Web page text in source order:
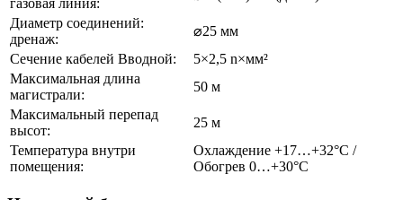
газовая линия:
Диаметр соединений:
дренаж:
⌀25 мм
Сечение кабелей Вводной:
5×2,5 n×мм²
Максимальная длина
магистрали:
50 м
Максимальный перепад
высот:
25 м
Температура внутри
помещения:
Охлаждение +17…+32°С /
Обогрев 0…+30°С